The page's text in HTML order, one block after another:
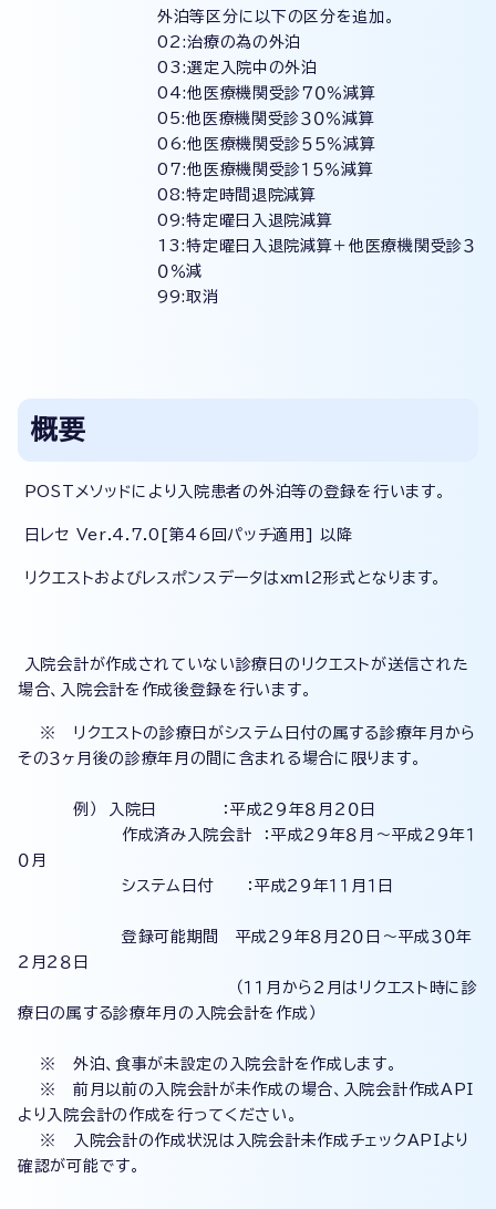
外泊等区分に以下の区分を追加。
02:治療の為の外泊
03:選定入院中の外泊
04:他医療機関受診７０％減算
05:他医療機関受診３０％減算
06:他医療機関受診５５％減算
07:他医療機関受診１５％減算
08:特定時間退院減算
09:特定曜日入退院減算
13:特定曜日入退院減算＋他医療機関受診３
０％減
99:取消
概要
POSTメソッドにより入院患者の外泊等の登録を行います。
日レセ Ver.4.7.0[第46回パッチ適用] 以降
リクエストおよびレスポンスデータはxml2形式となります。
入院会計が作成されていない診療日のリクエストが送信された
場合、入院会計を作成後登録を行います。
※ リクエストの診療日がシステム日付の属する診療年月から
その３ヶ月後の診療年月の間に含まれる場合に限ります。
例） 入院日 ：平成２９年８月２０日
作成済み入院会計 ：平成２９年８月～平成２９年１
０月
システム日付 ：平成２９年１１月１日
登録可能期間 平成２９年８月２０日～平成３０年
２月２８日
（１１月から２月はリクエスト時に診
療日の属する診療年月の入院会計を作成）
※ 外泊、食事が未設定の入院会計を作成します。
※ 前月以前の入院会計が未作成の場合、入院会計作成API
より入院会計の作成を行ってください。
※ 入院会計の作成状況は入院会計未作成チェックAPIより
確認が可能です。